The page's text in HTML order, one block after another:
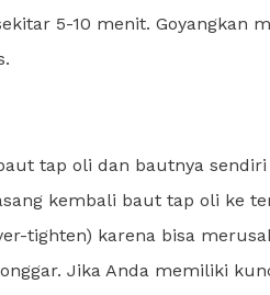
5-10 menit. Goyangkan
tap oli dan bautnya
kembali baut tap oli ke
tighten) karena bisa
Jika Anda memiliki